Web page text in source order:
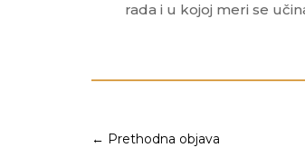
rada i u kojoj meri se
← Prethodna objava